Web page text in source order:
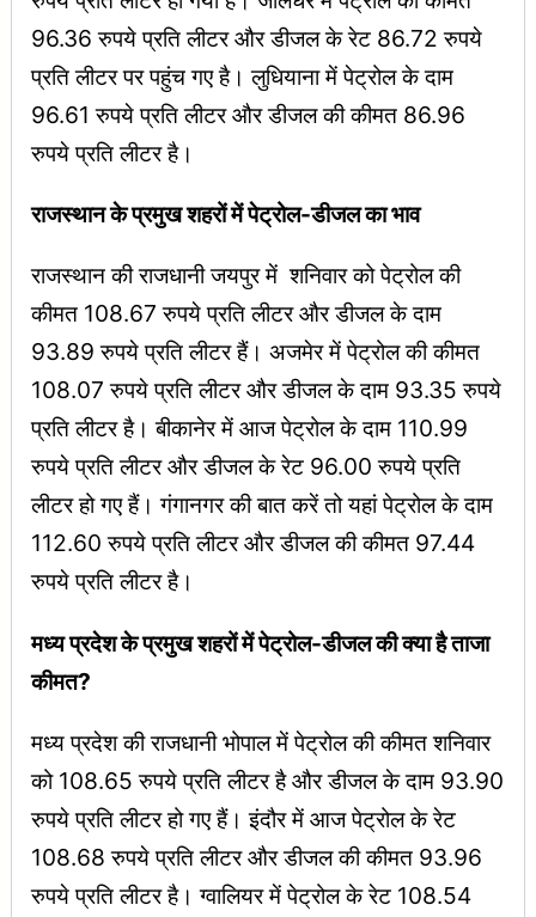
96.36 रुपये प्रति लीटर और डीजल के रेट 86.72 रुपये
प्रति लीटर पर पहुंच गए है। लुधियाना में पेट्रोल के दाम
96.61 रुपये प्रति लीटर और डीजल की कीमत 86.96
रुपये प्रति लीटर है।
राजस्थान के प्रमुख शहरों में पेट्रोल-डीजल का भाव
राजस्थान की राजधानी जयपुर में शनिवार को पेट्रोल की
कीमत 108.67 रुपये प्रति लीटर और डीजल के दाम
93.89 रुपये प्रति लीटर हैं। अजमेर में पेट्रोल की कीमत
108.07 रुपये प्रति लीटर और डीजल के दाम 93.35 रुपये
प्रति लीटर है। बीकानेर में आज पेट्रोल के दाम 110.99
रुपये प्रति लीटर और डीजल के रेट 96.00 रुपये प्रति
लीटर हो गए हैं। गंगानगर की बात करें तो यहां पेट्रोल के दाम
112.60 रुपये प्रति लीटर और डीजल की कीमत 97.44
रुपये प्रति लीटर है।
मध्य प्रदेश के प्रमुख शहरों में पेट्रोल-डीजल की क्या है ताजा
कीमत?
मध्य प्रदेश की राजधानी भोपाल में पेट्रोल की कीमत शनिवार
को 108.65 रुपये प्रति लीटर है और डीजल के दाम 93.90
रुपये प्रति लीटर हो गए हैं। इंदौर में आज पेट्रोल के रेट
108.68 रुपये प्रति लीटर और डीजल की कीमत 93.96
रुपये प्रति लीटर है। ग्वालियर में पेट्रोल के रेट 108.54